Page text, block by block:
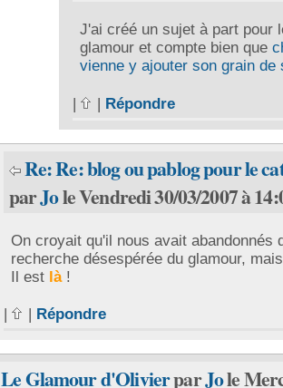
J'ai créé un sujet à part pour
glamour et compte bien que
vienne y ajouter son grain de
| | Répondre
Re: Re: blog ou pablog pour le
parJole Vendredi 30/03/2007 à
On croyait qu'il nous avait abandonnés
recherche désespérée du glamour,
Il est là!
Répondre
Le Glamour d'OlivierparJole